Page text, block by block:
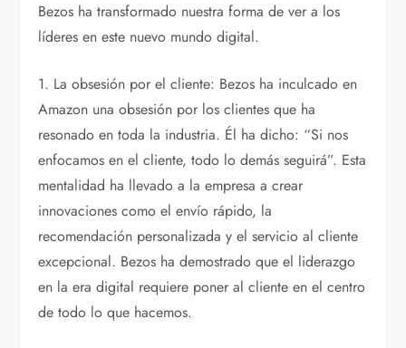
Bezos ha transformado nuestra forma de ver a los
líderes en este nuevo mundo digital.
1. La obsesión por el cliente: Bezos ha inculcado en
Amazon una obsesión por los clientes que ha
resonado en toda la industria. Él ha dicho: “Si nos
enfocamos en el cliente, todo lo demás seguirá”. Esta
mentalidad ha llevado a la empresa a crear
innovaciones como el envío rápido, la
recomendación personalizada y el servicio al cliente
excepcional. Bezos ha demostrado que el liderazgo
en la era digital requiere poner al cliente en el centro
de todo lo que hacemos.